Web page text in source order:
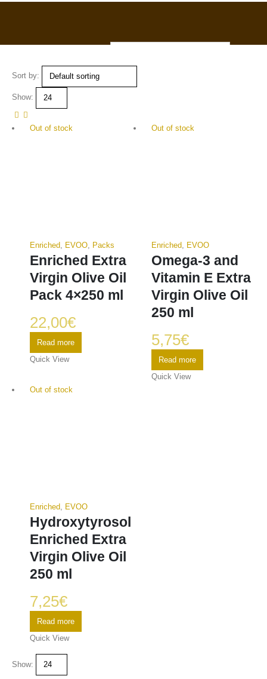
Sort by:
Show:
Out of stock
Enriched, EVOO, Packs
Enriched Extra
Virgin Olive Oil
Pack 4×250 ml
22,00€
Read more
Quick View
Out of stock
Enriched, EVOO
Omega-3 and
Vitamin E Extra
Virgin Olive Oil
250 ml
5,75€
Read more
Quick View
Out of stock
Enriched, EVOO
Hydroxytyrosol
Enriched Extra
Virgin Olive Oil
250 ml
7,25€
Read more
Quick View
Show: